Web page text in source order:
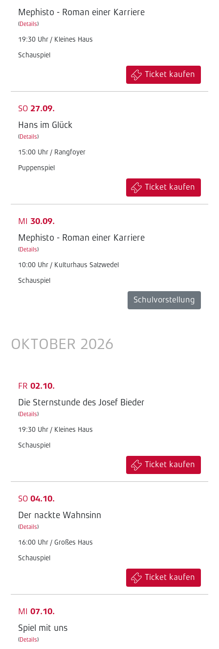
Mephisto - Roman einer Karriere
(Details)
19:30 Uhr / Kleines Haus
Schauspiel
Ticket kaufen
SO 27.09.
Hans im Glück
(Details)
15:00 Uhr / Rangfoyer
Puppenspiel
Ticket kaufen
MI 30.09.
Mephisto - Roman einer Karriere
(Details)
10:00 Uhr / Kulturhaus Salzwedel
Schauspiel
Schulvorstellung
OKTOBER 2026
FR 02.10.
Die Sternstunde des Josef Bieder
(Details)
19:30 Uhr / Kleines Haus
Schauspiel
Ticket kaufen
SO 04.10.
Der nackte Wahnsinn
(Details)
16:00 Uhr / Großes Haus
Schauspiel
Ticket kaufen
MI 07.10.
Spiel mit uns
(Details)